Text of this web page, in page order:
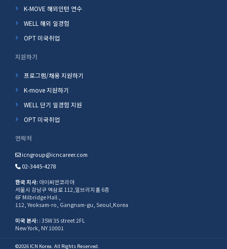
K-MOVE 해외인턴 연수
WELL 해외 일경험
OPT 미국취업
지원하기
프로그램/채용 지원하기
K-move 지원하기
WELL 단기 일경험 지원
OPT 미국취업
연락처
icngroup@icncareer.com
02-3445-4278
한국 지사: 아이씨엔코리아
서울시 강남구 역삼로 112,밀브리지홀 6층
6F Milbridge Hall.,
112, Yeoksam-ro, Gangnam-gu, Seoul,Korea
미국 본사: : 35W 35 street 2FL
New York, NY 10001
©2026 ICN Korea. All Rights Reserved.